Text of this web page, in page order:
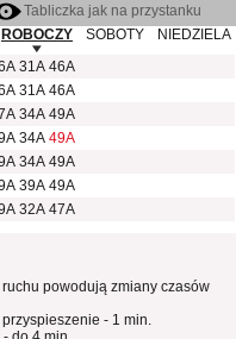
Tabliczka jak na przystanku
ROBOCZY
SOBOTY
NIEDZIELA
31A 46A
31A 46A
34A 49A
34A 49A
34A 49A
39A 49A
32A 47A
ruchu powodują zmiany czasów
- 1 min.